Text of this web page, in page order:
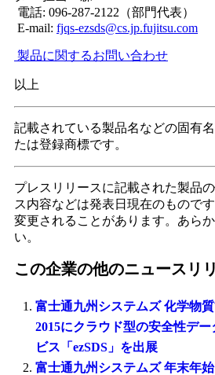
電話: 096-287-2122（部門代表）
E-mail: fjqs-ezsds@cs.jp.fujitsu.com
製品に関するお問い合わせ
以上
記載されている製品名などの固有
たは登録商標です。
プレスリリースに記載された製品
ス内容などは発表日現在のもので
変更されることがあります。あら
い。
この企業の他のニュースリ
富士通九州システムズ 化学物
2015にクラウド型の安全性デ
ビス「ezSDS」を出展
富士通九州システムズ 年末年